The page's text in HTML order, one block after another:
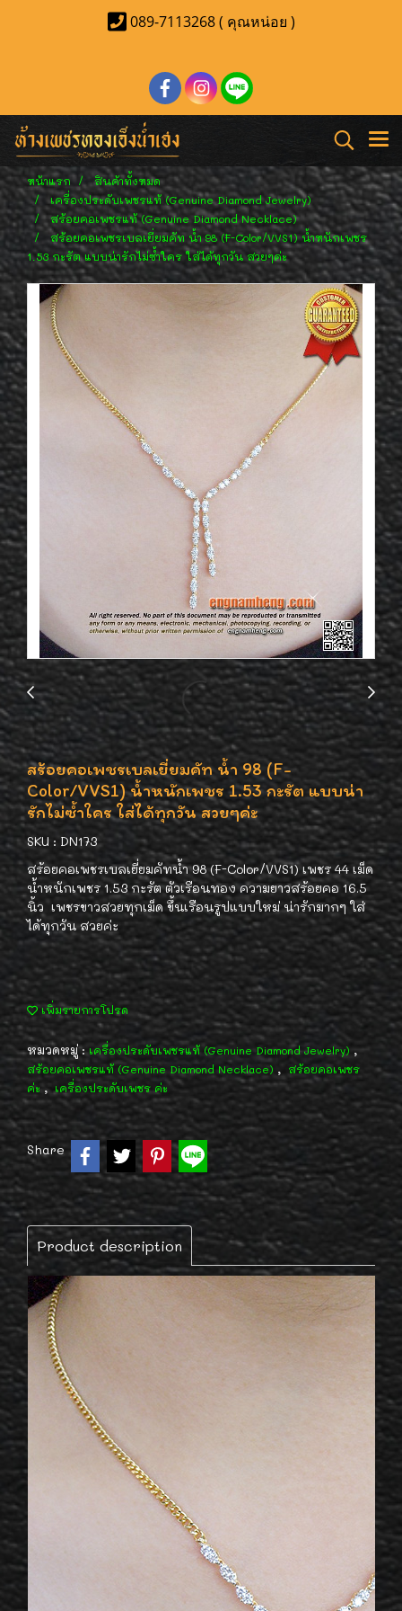
089-7113268 ( คุณหน่อย )
หน้าแรก
สินค้าทั้งหมด
เครื่องประดับเพชรแท้ (Genuine Diamond Jewelry)
สร้อยคอเพชรแท้ (Genuine Diamond Necklace)
สร้อยคอเพชรเบลเยี่ยมคัท น้ำ 98 (F-Color/VVS1) น้ำหนักเพชร
1.53 กะรัต แบบน่ารักไม่ซ้ำใคร ใส่ได้ทุกวัน สวยๆค่ะ
สร้อยคอเพชรเบลเยี่ยมคัท น้ำ 98 (F-
Color/VVS1) น้ำหนักเพชร 1.53 กะรัต แบบน่า
รักไม่ซ้ำใคร ใส่ได้ทุกวัน สวยๆค่ะ
SKU : DN173
สร้อยคอเพชรเบลเยี่ยมคัทน้ำ 98 (F-Color/VVS1) เพชร 44 เม็ด
น้ำหนักเพชร 1.53 กะรัต ตัวเรือนทอง ความยาวสร้อยคอ 16.5
นิ้ว เพชรขาวสวยทุกเม็ด ขึ้นเรือนรูปแบบใหม่ น่ารักมากๆ ใส่
ได้ทุกวัน สวยค่ะ
เพิ่มรายการโปรด
หมวดหมู่ :เครื่องประดับเพชรแท้ (Genuine Diamond Jewelry) ,
สร้อยคอเพชรแท้ (Genuine Diamond Necklace) , สร้อยคอเพชร
ค่ะ , เครื่องประดับเพชร ค่ะ
Share
Product description